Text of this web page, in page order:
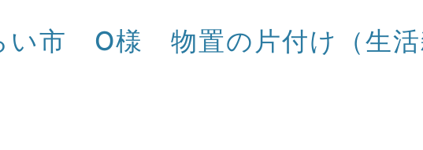
い市 O様 物置の片付け（生